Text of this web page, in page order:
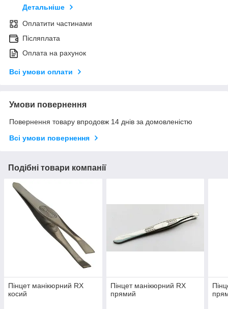
Детальніше
Оплатити частинами
Післяплата
Оплата на рахунок
Всі умови оплати
Умови повернення
Повернення товару впродовж 14 днів за домовленістю
Всі умови повернення
Подібні товари компанії
Пінцет манікюрний RX
косий
Пінцет манікюрний RX
прямий